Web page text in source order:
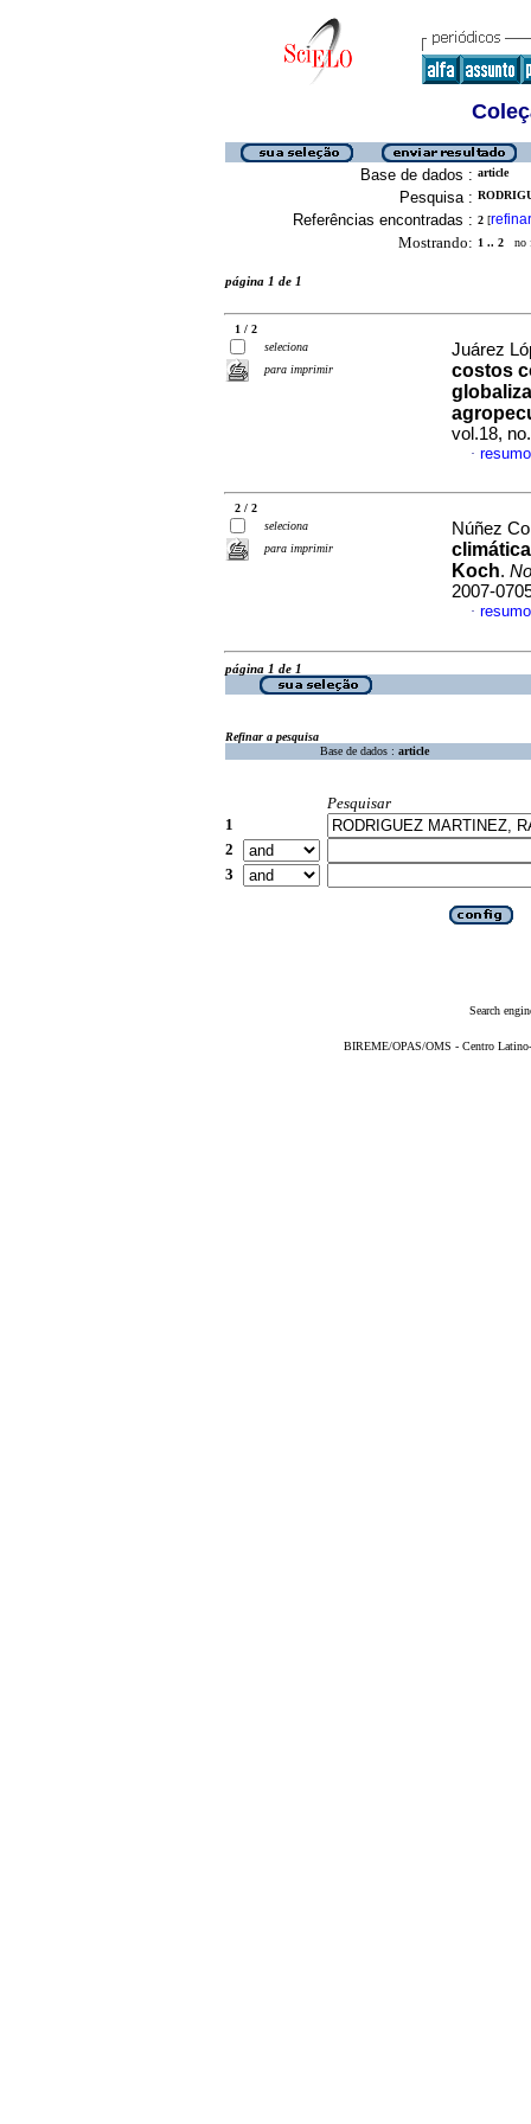
Base de dados : article
Pesquisa :
Referências encontradas : 2 [refinar
Mostrando: 1 .. 2 no
página 1 de 1
1 / 2
seleciona
para imprimir
Juárez
costos
vol.18,
·
2 / 2
seleciona
para imprimir
Núñez
Koch.
2007-
·
página 1 de 1
Refinar a pesquisa
Base de dados : article
Pesquisar
1
2
3
Search
BIREME/OPAS/OMS - Centro Latino-